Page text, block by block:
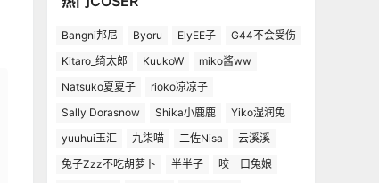
Bangni邦尼 Byoru ElyEE子
G44不会受伤
Kitaro_绮太郎
KuukoW
miko酱ww
Natsuko夏夏子
rioko凉凉子
Sally Dorasnow
Shika小鹿鹿
Yiko湿润兔
yuuhui玉汇
九柒喵 二佐Nisa
云溪溪
兔子Zzz不吃胡萝卜
半半子
咬一口兔娘